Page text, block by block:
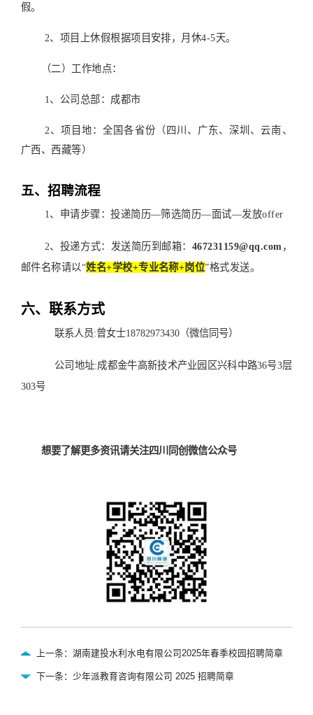
假。
2、项目上休假根据项目安排，月休4-5天。
（二）工作地点：
1、公司总部：成都市
2、项目地：全国各省份（四川、广东、深圳、云南、
广西、西藏等）
五、招聘流程
1、申请步骤：投递简历—筛选简历—面试—发放offer
2、投递方式： 发送简历到邮箱： 467231159@qq.com ，
邮件名称请以“姓名+学校+专业名称+岗位”格式发送。
六、联系方式
联系人员:曾女士18782973430（微信同号）
公司地址:成都金牛高新技术产业园区兴科中路36号3层
303号
想要了解更多资讯请关注四川同创微信公众号
上一条：湖南建投水利水电有限公司2025年春季校园招聘简章
下一条：少年派教育咨询有限公司 2025 招聘简章